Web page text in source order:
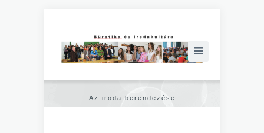
Az iroda berendezése